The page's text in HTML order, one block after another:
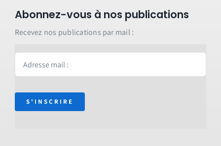
Abonnez-vous à nos publications
Recevez nos publications par mail :
S'INSCRIRE